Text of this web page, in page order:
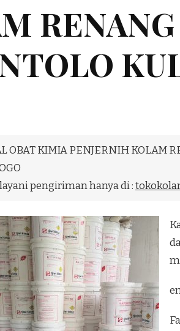
OBAT KIMIA PENJERNIH KOLAM
pengiriman hanya di :